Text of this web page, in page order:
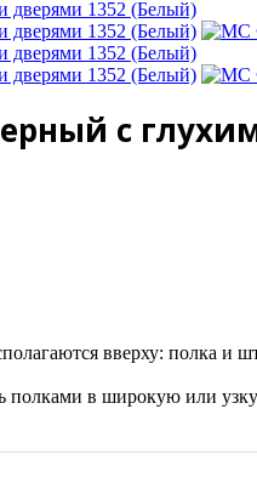
с
вверху: полка и
полками в широкую или